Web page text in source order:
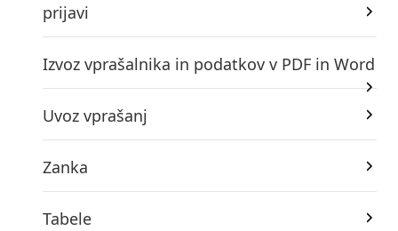
prijavi
Izvoz vprašalnika in podatkov v PDF in Word
Uvoz vprašanj
Zanka
Tabele